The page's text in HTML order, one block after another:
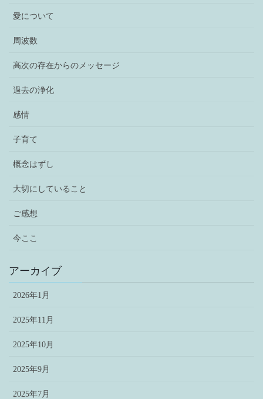
愛について
周波数
高次の存在からのメッセージ
過去の浄化
感情
子育て
概念はずし
大切にしていること
ご感想
今ここ
アーカイブ
2026年1月
2025年11月
2025年10月
2025年9月
2025年7月